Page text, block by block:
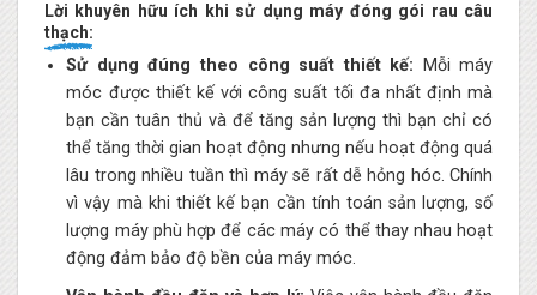
Lời khuyên hữu ích khi sử dụng máy đóng gói rau câu
thạch:
Sử dụng đúng theo công suất thiết kế: Mỗi máy
móc được thiết kế với công suất tối đa nhất định mà
bạn cần tuân thủ và để tăng sản lượng thì bạn chỉ có
thể tăng thời gian hoạt động nhưng nếu hoạt động quá
lâu trong nhiều tuần thì máy sẽ rất dễ hỏng hóc. Chính
vì vậy mà khi thiết kế bạn cần tính toán sản lượng, số
lượng máy phù hợp để các máy có thể thay nhau hoạt
động đảm bảo độ bền của máy móc.